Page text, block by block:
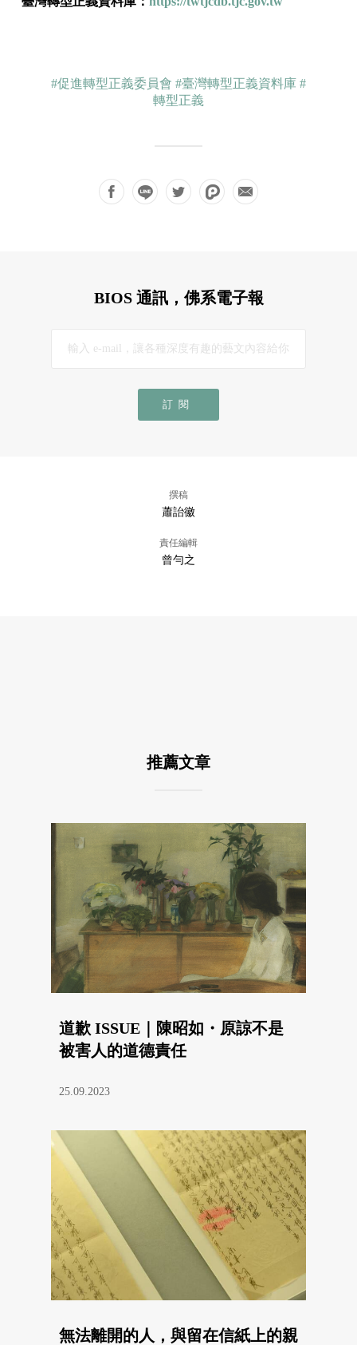
#促進轉型正義委員會 #臺灣轉型正義資料庫 #
轉型正義
BIOS 通訊，佛系電子報
訂閱
撰稿
蕭詒徽
責任編輯
曾勻之
推薦文章
道歉 ISSUE｜陳昭如・原諒不是
被害人的道德責任
25.09.2023
無法離開的人，與留在信紙上的親